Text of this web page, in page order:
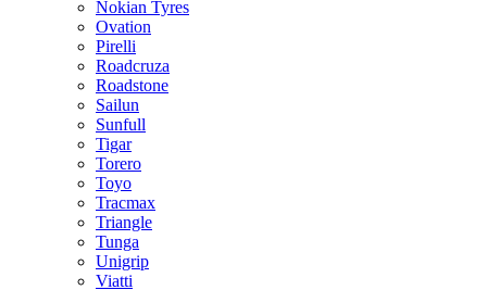
Nokian Tyres
Ovation
Pirelli
Roadcruza
Roadstone
Sailun
Sunfull
Tigar
Torero
Toyo
Tracmax
Triangle
Tunga
Unigrip
Viatti